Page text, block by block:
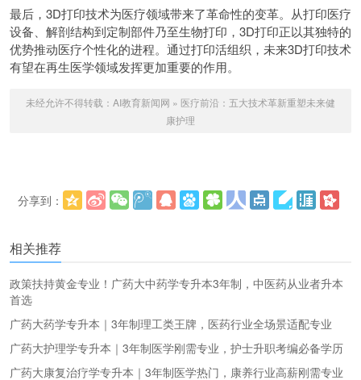
最后，3D打印技术为医疗领域带来了革命性的变革。从打印医疗
设备、解剖结构到定制部件乃至生物打印，3D打印正以其独特的
优势推动医疗个性化的进程。通过打印活组织，未来3D打印技术
有望在再生医学领域发挥更加重要的作用。
未经允许不得转载： AI教育新闻网 » 医疗前沿：五大技术革新重塑未来健
康护理
分享到：
相关推荐
政策扶持黄金专业！广药大中药学专升本3年制，中医药从业者升本
首选
广药大药学专升本｜3年制理工类王牌，医药行业全场景适配专业
广药大护理学专升本｜3年制医学刚需专业，护士升职考编必备学历
广药大康复治疗学专升本｜3年制医学热门，康养行业高薪刚需专业